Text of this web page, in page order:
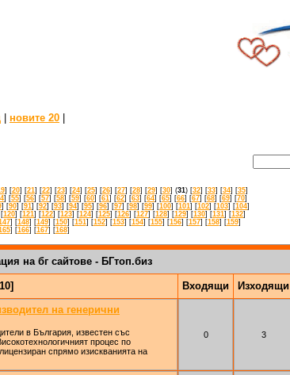
новите 20
] [20] [21] [22] [23] [24] [25] [26] [27] [28] [29] [30] (31) [32] [33] [34] [35]
] [55] [56] [57] [58] [59] [60] [61] [62] [63] [64] [65] [66] [67] [68] [69] [70]
] [90] [91] [92] [93] [94] [95] [96] [97] [98] [99] [100] [101] [102] [103] [104]
120] [121] [122] [123] [124] [125] [126] [127] [128] [129] [130] [131] [132]
] [148] [149] [150] [151] [152] [153] [154] [155] [156] [157] [158] [159]
] [166] [167] [168]
на бг сайтове - БГтоп.биз
Входящи Изходящи
на генерични
в България, известен със
процес по
спрямо изискванията на
0 3